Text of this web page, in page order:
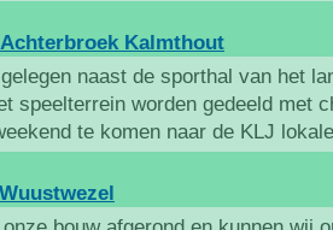
Kalmthout
naast de sporthal van het
speelterrein worden gedeeld met
te komen naar de KLJ